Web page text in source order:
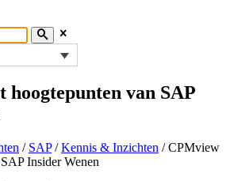
hoogtepunten van SAP
/ SAP/Kennis & Inzichten /CPMview
Insider Wenen